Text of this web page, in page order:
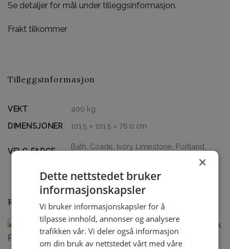
Se detaljer for mål under tilleggsinformasjon.
Frakt tilkommer
Tilleggsinformasjon
VEKT
400 kg
DIMENSJONER
101.5 × 101.5 × 76.0 cm
VELG FARGE
Bath, Coade, Ivory Limestone, Portland,
RELATERTE PRODUKTER
×
Dette nettstedet bruker
informasjonskapsler
Vi bruker informasjonskapsler for å
tilpasse innhold, annonser og analysere
trafikken vår. Vi deler også informasjon
om din bruk av nettstedet vårt med våre